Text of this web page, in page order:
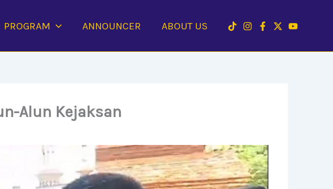
PROGRAM ANNOUNCER ABOUT US
Alun Kejaksan